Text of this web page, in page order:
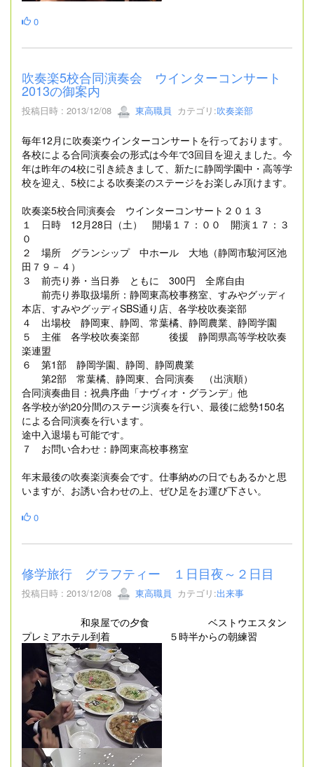
0
吹奏楽5校合同演奏会 ウインターコンサート
2013の御案内
投稿日時 : 2013/12/08 東高職員 カテゴリ:吹奏楽部
毎年12月に吹奏楽ウインターコンサートを行っております。
各校による合同演奏会の形式は今年で3回目を迎えました。今
年は昨年の4校に引き続きまして、新たに静岡学園中・高等学
校を迎え、5校による吹奏楽のステージをお楽しみ頂けます。
吹奏楽5校合同演奏会 ウインターコンサート２０１３
１ 日時 12月28日（土） 開場１７：００ 開演１７：３
０
２ 場所 グランシップ 中ホール 大地（静岡市駿河区池
田７９－４）
３ 前売り券・当日券 ともに 300円 全席自由
前売り券取扱場所：静岡東高校事務室、すみやグッディ
本店、すみやグッディSBS通り店、各学校吹奏楽部
４ 出場校 静岡東、静岡、常葉橘、静岡農業、静岡学園
５ 主催 各学校吹奏楽部 後援 静岡県高等学校吹奏
楽連盟
６ 第1部 静岡学園、静岡、静岡農業
第2部 常葉橘、静岡東、合同演奏 （出演順）
合同演奏曲目：祝典序曲「ナヴィオ・グランデ」他
各学校が約20分間のステージ演奏を行い、最後に総勢150名
による合同演奏を行います。
途中入退場も可能です。
７ お問い合わせ：静岡東高校事務室
年末最後の吹奏楽演奏会です。仕事納めの日でもあるかと思
いますが、お誘い合わせの上、ぜひ足をお運び下さい。
0
修学旅行 グラフティー １日目夜～２日目
投稿日時 : 2013/12/08 東高職員 カテゴリ:出来事
和泉屋での夕食 ベストウエスタン
プレミアホテル到着 ５時半からの朝練習